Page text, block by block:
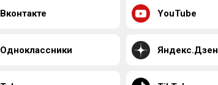
Вконтакте YouTube
Одноклассники Яндекс.Дзен